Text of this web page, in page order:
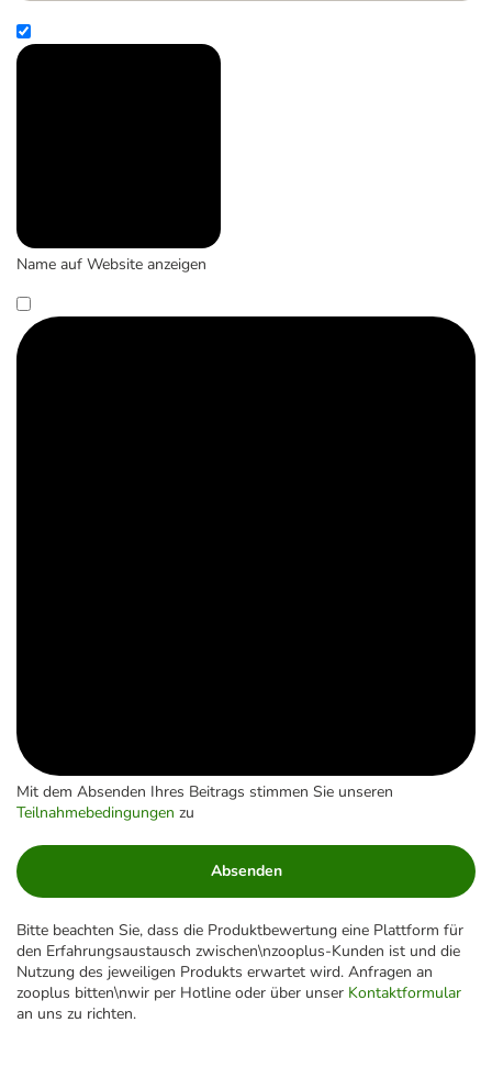
Name auf Website anzeigen
Mit dem Absenden Ihres Beitrags stimmen Sie unseren
Teilnahmebedingungen zu
Absenden
Bitte beachten Sie, dass die Produktbewertung eine Plattform für
den Erfahrungsaustausch zwischen\nzooplus-Kunden ist und die
Nutzung des jeweiligen Produkts erwartet wird. Anfragen an
zooplus bitten\nwir per Hotline oder über unser Kontaktformular
an uns zu richten.